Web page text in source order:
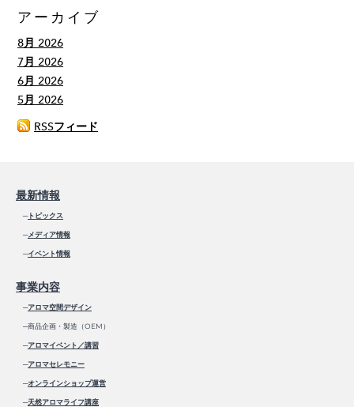
アーカイブ
8月 2026
7月 2026
6月 2026
5月 2026
RSSフィード
最新情報
─トピックス
─メディア情報
─イベント情報
事業内容
─アロマ空間デザイン
─商品企画・製造（OEM）
─アロマイベント／講習
─アロマセレモニー
─オンラインショップ運営
─天然アロマライフ講座